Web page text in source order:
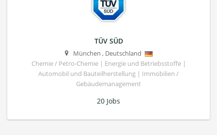
TÜV SÜD
München , Deutschland
Chemie / Petro-Chemie | Energie und Betriebsstoffe |
Automobil und Bauteilherstellung | Immobilien /
Gebäudemanagement
20 Jobs